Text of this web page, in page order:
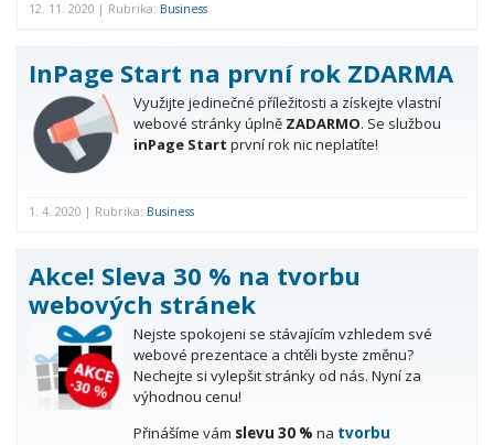
12. 11. 2020 | Rubrika: Business
InPage Start na první rok ZDARMA
Využijte jedinečné příležitosti a získejte vlastní
webové stránky úplně ZADARMO. Se službou
inPage Start první rok nic neplatíte!
1. 4. 2020 | Rubrika: Business
Akce! Sleva 30 % na tvorbu
webových stránek
Nejste spokojeni se stávajícím vzhledem své
webové prezentace a chtěli byste změnu?
Nechejte si vylepšit stránky od nás. Nyní za
výhodnou cenu!
Přinášíme vám slevu 30 % na tvorbu